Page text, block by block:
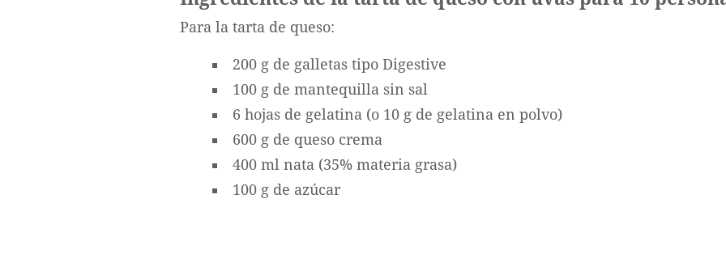
Para la tarta de queso:
200 g de galletas tipo Digestive
100 g de mantequilla sin sal
6 hojas de gelatina (o 10 g de gelatina en polvo)
600 g de queso crema
400 ml nata (35% materia grasa)
100 g de azúcar